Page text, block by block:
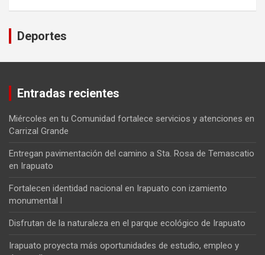
Deportes
Entradas recientes
Miércoles en tu Comunidad fortalece servicios y atenciones en
Carrizal Grande
Entregan pavimentación del camino a Sta. Rosa de Temascatio
en Irapuato
Fortalecen identidad nacional en Irapuato con izamiento
monumental l
Disfrutan de la naturaleza en el parque ecológico de Irapuato
Irapuato proyecta más oportunidades de estudio, empleo y